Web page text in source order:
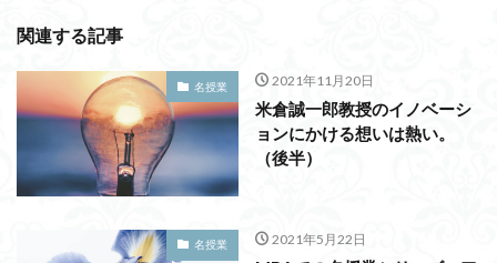
関連する記事
名授業 2021年11月20日
米倉誠一郎教授のイノベーシ
ョンにかける想いは熱い。
（後半）
名授業 2021年5月22日